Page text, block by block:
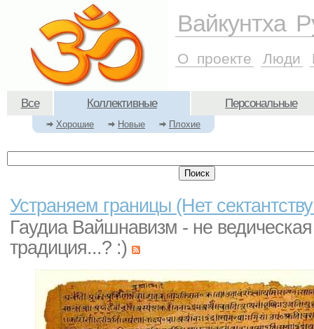
Все Коллективные Персональные
Хорошие Новые Плохие
Устраняем границы (Нет
Гаудиа Вайшнавизм - не ведическая
традиция...? :)
Вайкунтха
О проекте Люди